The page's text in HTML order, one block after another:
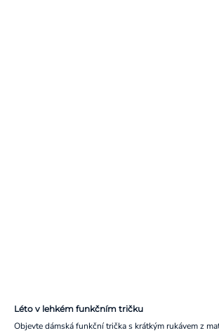
Léto v lehkém funkčním tričku
Objevte dámská funkční trička s krátkým rukávem z